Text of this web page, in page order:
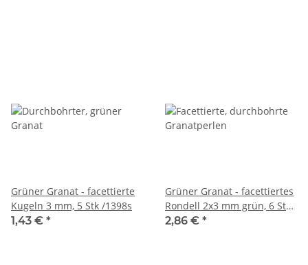
Grüner Granat - facettierte
Kugeln 3 mm, 5 Stk /1398s
1,43 € *
Grüner Granat - facettiertes
Rondell 2x3 mm grün, 6 Stk
/4135s
2,86 € *